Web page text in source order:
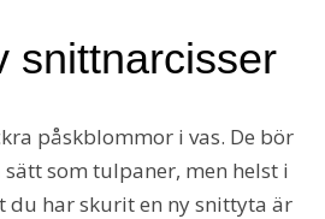
snittnarcisser
påskblommor i vas. De bör
som tulpaner, men helst i
du har skurit en ny snittyta är